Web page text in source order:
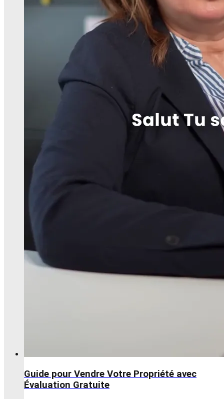
Guide pour Vendre Votre Propriété avec
Évaluation Gratuite